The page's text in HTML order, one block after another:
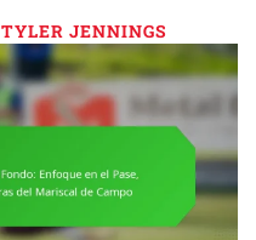
TYLER JENNINGS